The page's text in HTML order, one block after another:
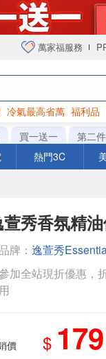
萬家福服務
冷氣最高省萬 福利品
買一送一 第二
熱門3C
秀香氛精
牌： 逸萱秀
加全站現折優惠，
價 $ 179